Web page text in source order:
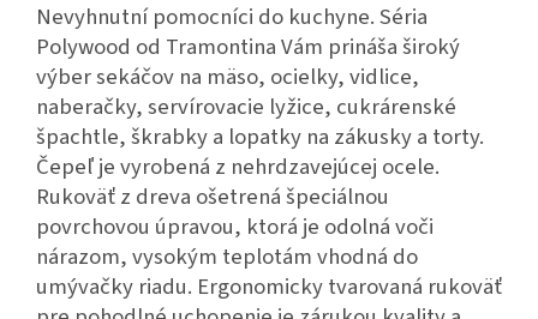
Nevyhnutní pomocníci do kuchyne. Séria
Polywood od Tramontina Vám prináša široký
výber sekáčov na mäso, ocielky, vidlice,
naberačky, servírovacie lyžice, cukrárenské
špachtle, škrabky a lopatky na zákusky a torty.
Čepeľ je vyrobená z nehrdzavejúcej ocele.
Rukoväť z dreva ošetrená špeciálnou
povrchovou úpravou, ktorá je odolná voči
nárazom, vysokým teplotám vhodná do
umývačky riadu. Ergonomicky tvarovaná rukoväť